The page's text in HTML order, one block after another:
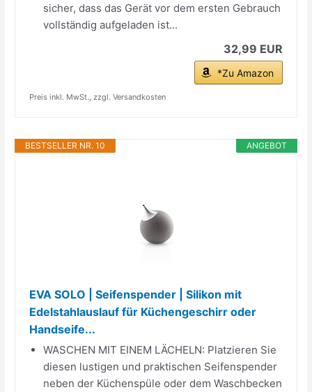
sicher, dass das Gerät vor dem ersten Gebrauch
vollständig aufgeladen ist...
32,99 EUR
*Zu Amazon
Preis inkl. MwSt., zzgl. Versandkosten
ANGEBOT
BESTSELLER NR. 10
EVA SOLO | Seifenspender | Silikon mit
Edelstahlauslauf für Küchengeschirr oder
Handseife...
WASCHEN MIT EINEM LÄCHELN: Platzieren Sie
diesen lustigen und praktischen Seifenspender
neben der Küchenspüle oder dem Waschbecken